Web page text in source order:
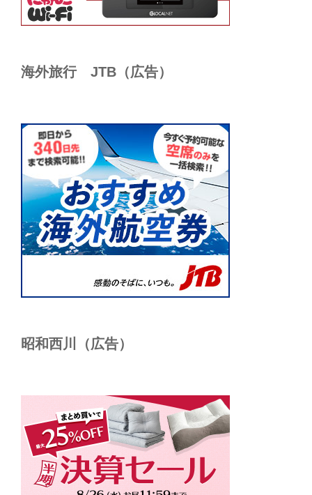
海外旅行 JTB（広告）
昭和西川（広告）